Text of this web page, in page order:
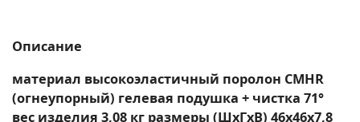
Описание
материал высокоэластичный поролон CMHR
(огнеупорный) гелевая подушка + чистка 71°
вес изделия 3,08 кг размеры (ШхГхВ) 46х46х7,8